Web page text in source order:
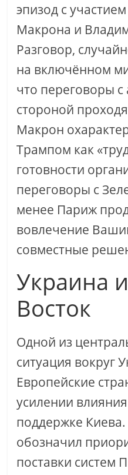
эпизод с
Макрона и
Разговор,
на включённом
что переговоры
стороной
Макрон
Трампом как
готовности
переговоры с
менее Париж
вовлечение
совместные
Украина
Восток
Одной из
ситуация вокруг
Европейские
усилении
поддержке
обозначил
поставки систем